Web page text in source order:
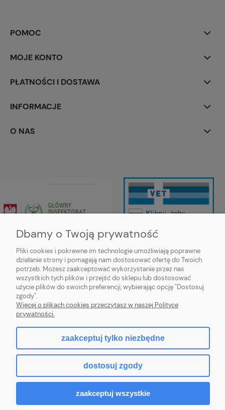
POMOC
MOJE KONTO
PŁATNOŚCI I DOSTAWA
INFORMACJE
O NAS
Wojewódzki Inspektorat Weterynarii
w Siedlcach ul. Kazimierzowska 29,
08-110 Siedlce
https://mazowsze.wiw.gov.pl/
Sklep internetowy Shoper.pl
Dbamy o Twoją prywatność
Pliki cookies i pokrewne im technologie umożliwiają poprawne
działanie strony i pomagają nam dostosować ofertę do Twoich
potrzeb. Możesz zaakceptować wykorzystanie przez nas
wszystkich tych plików i przejść do sklepu lub dostosować
użycie plików do swoich preferencji, wybierając opcję "Dostosuj
zgody".
Więcej o plikach cookies przeczytasz w naszej Polityce
prywatności.
zaakceptuj tylko niezbędne
dostosuj zgody
zaakceptuj wszystkie